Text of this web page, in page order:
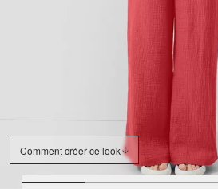
Comment créer ce look